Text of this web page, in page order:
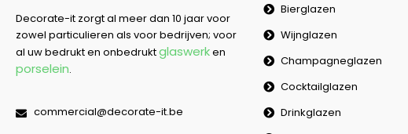
Decorate-it zorgt al meer dan 10 jaar voor
zowel particulieren als voor bedrijven; voor
al uw bedrukt en onbedruktglaswerken
porselein.
commercial@decorate-it.be
Bierglazen
Wijnglazen
Champagneglazen
Cocktailglazen
Drinkglazen